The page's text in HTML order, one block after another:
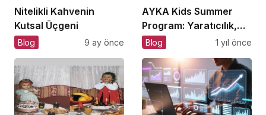
Nitelikli Kahvenin
Kutsal Üçgeni
Blog 9 ay önce
AYKA Kids Summer
Program: Yaratıcılık,
Disiplin ve İngilizce Bir
Blog 1 yıl önce